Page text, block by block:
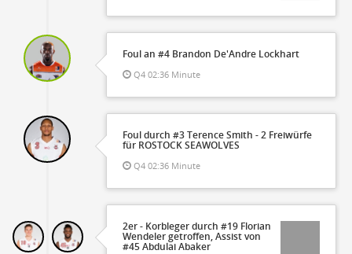
Foul an #4 Brandon De'Andre Lockhart
Q4 02:36 Minute
Foul durch #3 Terence Smith - 2 Freiwürfe
für ROSTOCK SEAWOLVES
Q4 02:36 Minute
2er - Korbleger durch #19 Florian
Wendeler getroffen, Assist von
#45 Abdulai Abaker